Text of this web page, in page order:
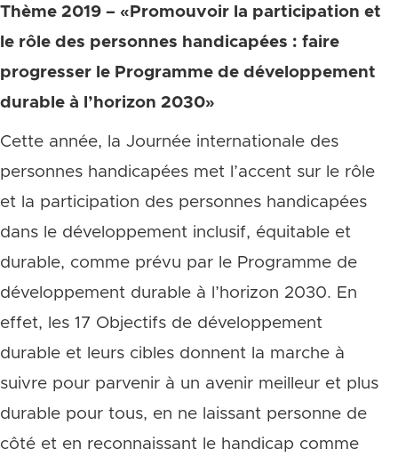
Thème 2019 – «Promouvoir la participation et
le rôle des personnes handicapées : faire
progresser le Programme de développement
durable à l’horizon 2030»
Cette année, la Journée internationale des
personnes handicapées met l’accent sur le rôle
et la participation des personnes handicapées
dans le développement inclusif, équitable et
durable, comme prévu par le Programme de
développement durable à l’horizon 2030. En
effet, les 17 Objectifs de développement
durable et leurs cibles donnent la marche à
suivre pour parvenir à un avenir meilleur et plus
durable pour tous, en ne laissant personne de
côté et en reconnaissant le handicap comme